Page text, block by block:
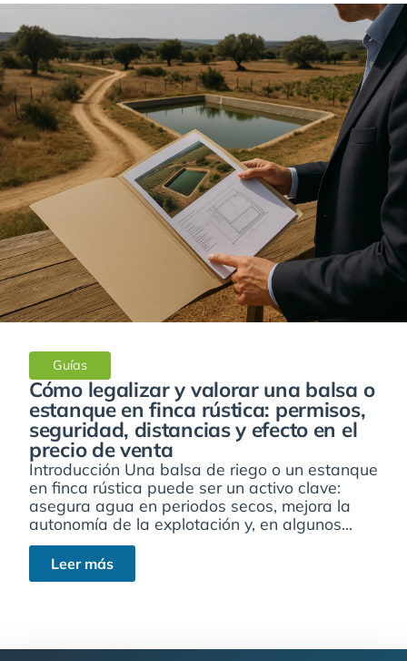
Guías
Cómo legalizar y valorar una balsa o
estanque en finca rústica: permisos,
seguridad, distancias y efecto en el
precio de venta
Introducción Una balsa de riego o un estanque
en finca rústica puede ser un activo clave:
asegura agua en periodos secos, mejora la
autonomía de la explotación y, en algunos...
Leer más